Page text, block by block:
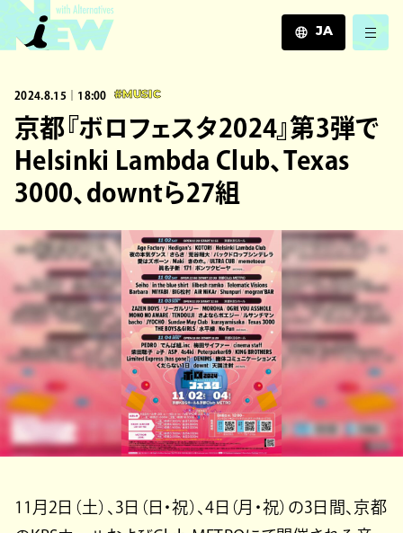
JA
ZH
2024.8.15｜18:00 #MUSIC
京都『ボロフェスタ2024』第3弾で
Helsinki Lambda Club、Texas
3000、downtら27組
11月2日（土）、3日（日・祝）、4日（月・祝）の3日間、京都